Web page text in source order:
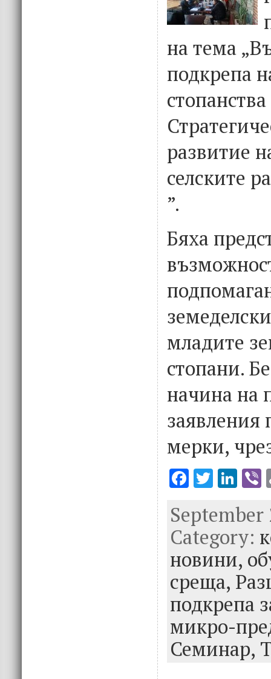
на тема
подкрепа
развитие
селските
”.
Бяха
младите
стопани.
начина на
заявления
мерки,
F
e
b
o
o
k
T
it
te
r
Li
k
e
dI
n
September
Category:
новини,
среща,
подкрепа
микро-
Семинар,